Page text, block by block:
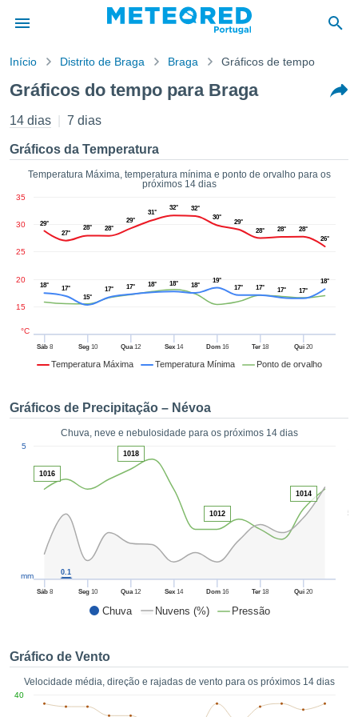
da
foi
por
para
que as
a este
e
forma
digital
fornecer-
de alta
a
o
no
como
um perfil
CONTINUAR
CONFIGURAÇÕES
Início Distrito de Braga Braga Gráficos de tempo
Gráficos do tempo para Braga
14 dias 7 dias
Gráficos da Temperatura
Temperatura Máxima, temperatura mínima e ponto de orvalho para os
próximos 14 dias
Temperatura Máxima Temperatura Mínima Ponto de orvalho
Sáb8 Seg10 Qua12 Sex 14 Dom16 Ter 18 Qui 20
15
20
25
30
35
°C
29°
27°
28° 28°
29°
31°
32°
32°
30°
29°
28°
28°
28°
26°
18°
17°
15°
17° 17° 18° 18° 18°
19°
17°
17° 17° 17°
18°
Gráficos de Precipitação – Névoa
Chuva, neve e nebulosidade para os próximos 14 dias
Chuva Nuvens (%) Pressão
50
Sáb8 Seg10 Qua12 Sex 14 Dom16 Ter 18 Qui 20
5
mm 0.1
1016
1018
1012
1014
Gráfico de Vento
Velocidade média, direção e rajadas de vento para os próximos 14 dias
40